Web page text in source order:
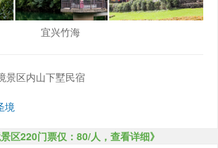
宜兴竹海
景区内山下墅民宿
境
区220门票仅：80/人，查看详细》